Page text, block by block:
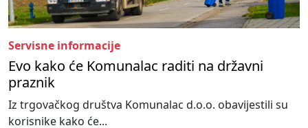
Servisne informacije
Evo kako će Komunalac raditi na državni
praznik
Iz trgovačkog društva Komunalac d.o.o. obavijestili su
korisnike kako će...